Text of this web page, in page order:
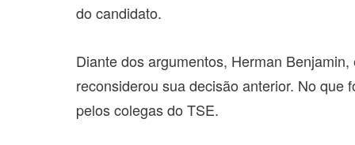
do candidato.
Diante dos argumentos, Herman Benjamin,
reconsiderou sua decisão anterior. No que
pelos colegas do TSE.